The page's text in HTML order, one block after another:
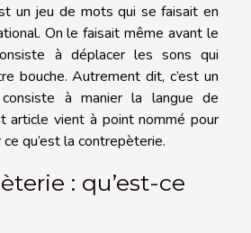
un jeu de mots qui se faisait en
On le faisait même avant le
à déplacer les sons qui
bouche. Autrement dit, c’est un
à manier la langue de
article vient à point nommé pour
qu’est la contrepèterie.
: qu’est-ce